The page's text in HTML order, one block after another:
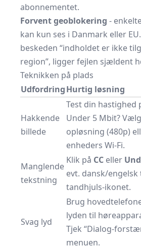
abonnementet.
Forvent geoblokering -
kan kun ses i Danmark eller
beskeden “indholdet er ikke
region”, ligger fejlen sjældent
Teknikken på plads
UdfordringHurtig løsning
Hakkende
billede
Test din hastighed
Under 5 Mbit?
opløsning (480p)
enheders Wi-Fi.
Manglende
tekstning
Klik på CC eller
evt. dansk/engelsk
tandhjuls-ikonet.
Svag lyd
Brug
lyden til
Tjek “Dialog-
menuen.